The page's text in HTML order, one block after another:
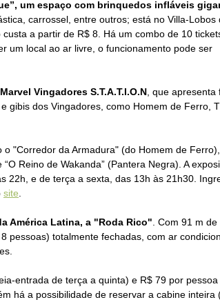
um espaço com brinquedos infláveis
carrossel, entre outros; está no Villa-Lobos
a partir de R$ 8. Há um combo de 10
um local ao ar livre, o funcionamento pode ser
Vingadores S.T.A.T.I.O.N , que
gibis dos Vingadores, como Homem de Ferro,
"Corredor da Armadura" (do Homem de Ferro),
Reino de Wakanda” (Pantera Negra). A
22h, e de terça a sexta, das 13h às 21h30.
site
América Latina, a "Roda Rico" . Com 91 m de
pessoas) totalmente fechadas, com ar
entrada de terça a quinta) e R$ 79 por pessoa
há a possibilidade de reservar a cabine inteira